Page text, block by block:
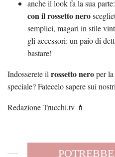
anche il look fa la sua
con il rossetto nero
semplici, magari in stile
gli accessori: un paio di
bastare!
Indosserete ilrossetto neroper
speciale? Fatecelo sapere sui
Redazione Trucchi.tv 💄